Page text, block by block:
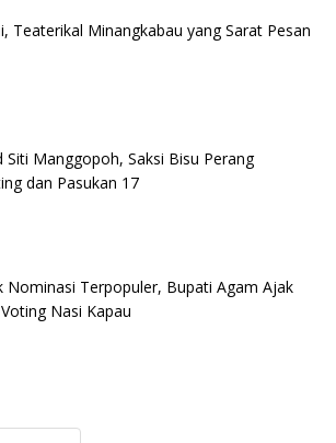
Teaterikal Minangkabau yang Sarat Pesan
Siti Manggopoh, Saksi Bisu Perang
dan Pasukan 17
Nominasi Terpopuler, Bupati Agam Ajak
Nasi Kapau